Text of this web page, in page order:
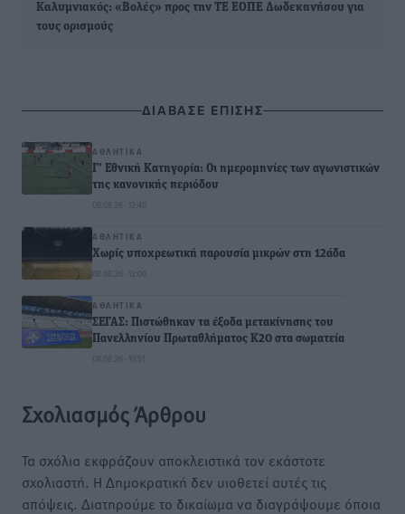
Καλυμνιακός: «Βολές» προς την ΤΕ ΕΟΠΕ Δωδεκανήσου για
τους ορισμούς
ΔΙΑΒΑΣΕ ΕΠΙΣΗΣ
ΑΘΛΗΤΙΚΆ
Γ’ Εθνική Κατηγορία: Οι ημερομηνίες των αγωνιστικών
της κανονικής περιόδου
08.08.26 · 12:40
ΑΘΛΗΤΙΚΆ
Χωρίς υποχρεωτική παρουσία μικρών στη 12άδα
08.08.26 · 12:00
ΑΘΛΗΤΙΚΆ
ΣΕΓΑΣ: Πιστώθηκαν τα έξοδα μετακίνησης του
Πανελληνίου Πρωταθλήματος Κ20 στα σωματεία
08.08.26 · 10:51
Σχολιασμός Άρθρου
Τα σχόλια εκφράζουν αποκλειστικά τον εκάστοτε
σχολιαστή. Η Δημοκρατική δεν υιοθετεί αυτές τις
απόψεις. Διατηρούμε το δικαίωμα να διαγράψουμε όποια